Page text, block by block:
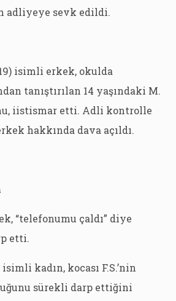
adliyeye sevk edildi.
isimli erkek, okulda
tanıştırılan 14 yaşındaki M.
iistismar etti. Adli kontrolle
hakkında dava açıldı.
“telefonumu çaldı” diye
etti.
isimli kadın, kocası F.S.’nin
sürekli darp ettiğini